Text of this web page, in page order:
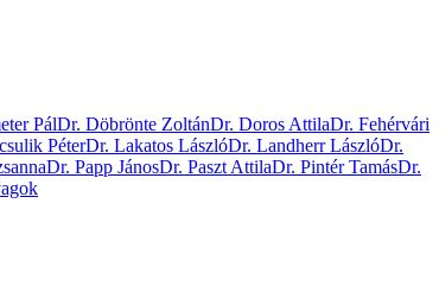
PálDr. Döbrönte ZoltánDr. Doros AttilaDr. Fehérvári
PéterDr. Lakatos LászlóDr. Landherr LászlóDr.
Dr. Papp JánosDr. Paszt AttilaDr. Pintér TamásDr.